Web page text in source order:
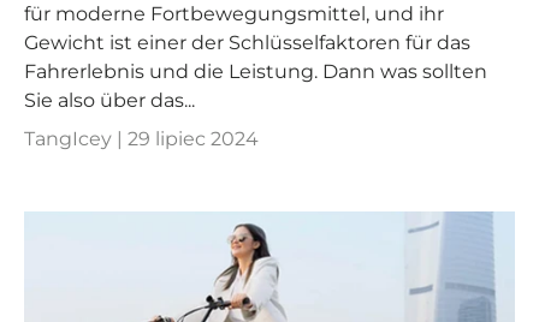
für moderne Fortbewegungsmittel, und ihr
Gewicht ist einer der Schlüsselfaktoren für das
Fahrerlebnis und die Leistung. Dann was sollten
Sie also über das...
TangIcey | 29 lipiec 2024